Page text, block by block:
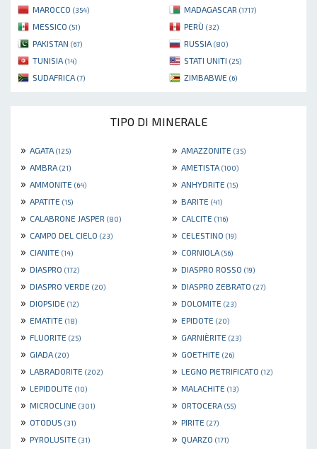
MAROCCO (354) MADAGASCAR (1717)
MESSICO (51) PERÙ (32)
PAKISTAN (67) RUSSIA (80)
TUNISIA (14) STATI UNITI (25)
SUDAFRICA (7) ZIMBABWE (6)
TIPO DI MINERALE
» AGATA (125) » AMAZZONITE (35)
» AMBRA (21) » AMETISTA (100)
» AMMONITE (64) » ANHYDRITE (15)
» APATITE (15) » BARITE (41)
» CALABRONE JASPER (80) » CALCITE (116)
» CAMPO DEL CIELO (23) » CELESTINO (19)
» CIANITE (14) » CORNIOLA (56)
» DIASPRO (172) » DIASPRO ROSSO (19)
» DIASPRO VERDE (20) » DIASPRO ZEBRATO (27)
» DIOPSIDE (12) » DOLOMITE (23)
» EMATITE (18) » EPIDOTE (20)
» FLUORITE (25) » GARNIÈRITE (23)
» GIADA (20) » GOETHITE (26)
» LABRADORITE (202) » LEGNO PIETRIFICATO (12)
» LEPIDOLITE (10) » MALACHITE (13)
» MICROCLINE (301) » ORTOCERA (55)
» OTODUS (31) » PIRITE (27)
» PYROLUSITE (31) » QUARZO (171)